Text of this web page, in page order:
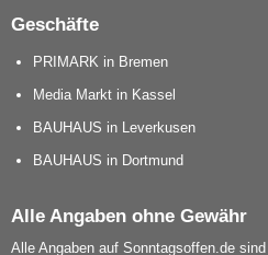
Geschäfte
PRIMARK in Bremen
Media Markt in Kassel
BAUHAUS in Leverkusen
BAUHAUS in Dortmund
Alle Angaben ohne Gewähr
Alle Angaben auf Sonntagsoffen.de